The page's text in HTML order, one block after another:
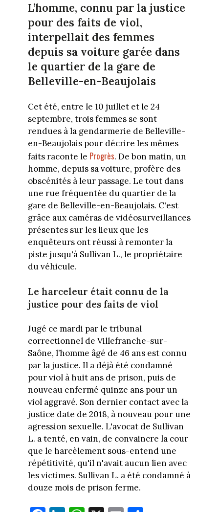
L’homme, connu par la justice
pour des faits de viol,
interpellait des femmes
depuis sa voiture garée dans
le quartier de la gare de
Belleville-en-Beaujolais
Cet été, entre le 10 juillet et le 24
septembre, trois femmes se sont
rendues à la gendarmerie de Belleville-
en-Beaujolais pour décrire les mêmes
faits raconte le Progrès. De bon matin, un
homme, depuis sa voiture, profère des
obscénités à leur passage. Le tout dans
une rue fréquentée du quartier de la
gare de Belleville-en-Beaujolais. C'est
grâce aux caméras de vidéosurveillances
présentes sur les lieux que les
enquêteurs ont réussi à remonter la
piste jusqu'à Sullivan L., le propriétaire
du véhicule.
Le harceleur était connu de la
justice pour des faits de viol
Jugé ce mardi par le tribunal
correctionnel de Villefranche-sur-
Saône, l’homme âgé de 46 ans est connu
par la justice. Il a déjà été condamné
pour viol à huit ans de prison, puis de
nouveau enfermé quinze ans pour un
viol aggravé. Son dernier contact avec la
justice date de 2018, à nouveau pour une
agression sexuelle. L'avocat de Sullivan
L. a tenté, en vain, de convaincre la cour
que le harcèlement sous-entend une
répétitivité, qu'il n'avait aucun lien avec
les victimes. Sullivan L. a été condamné à
douze mois de prison ferme.